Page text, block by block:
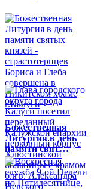
Божественная
Литургия в день
памяти свят…